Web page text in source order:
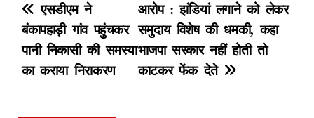
P
o
s
आरोप : झंडियां लगाने को लेकर
समुदाय विशेष की धमकी, कहा
भाजपा सरकार नहीं होती तो
काटकर फेंक देते
एसडीएम ने
बंकापहाड़ी गांव पहुंचकर
पानी निकासी की समस्या
का कराया निराकरण